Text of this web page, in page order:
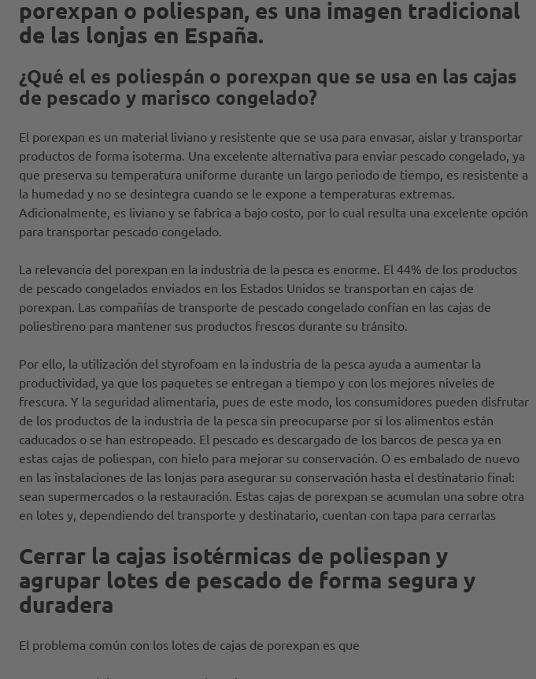
porexpan o poliespan, es una imagen tradicional
de las lonjas en España.
¿Qué el es poliespán o porexpan que se usa en las cajas
de pescado y marisco congelado?
El porexpan es un material liviano y resistente que se usa para envasar, aislar y transportar
productos de forma isoterma. Una excelente alternativa para enviar pescado congelado, ya
que preserva su temperatura uniforme durante un largo periodo de tiempo, es resistente a
la humedad y no se desintegra cuando se le expone a temperaturas extremas.
Adicionalmente, es liviano y se fabrica a bajo costo, por lo cual resulta una excelente opción
para transportar pescado congelado.
La relevancia del porexpan en la industria de la pesca es enorme. El 44% de los productos
de pescado congelados enviados en los Estados Unidos se transportan en cajas de
porexpan. Las compañías de transporte de pescado congelado confían en las cajas de
poliestireno para mantener sus productos frescos durante su tránsito.
Por ello, la utilización del styrofoam en la industria de la pesca ayuda a aumentar la
productividad, ya que los paquetes se entregan a tiempo y con los mejores niveles de
frescura. Y la seguridad alimentaria, pues de este modo, los consumidores pueden disfrutar
de los productos de la industria de la pesca sin preocuparse por si los alimentos están
caducados o se han estropeado. El pescado es descargado de los barcos de pesca ya en
estas cajas de poliespan, con hielo para mejorar su conservación. O es embalado de nuevo
en las instalaciones de las lonjas para asegurar su conservación hasta el destinatario final:
sean supermercados o la restauración. Estas cajas de porexpan se acumulan una sobre otra
en lotes y, dependiendo del transporte y destinatario, cuentan con tapa para cerrarlas
Cerrar la cajas isotérmicas de poliespan y
agrupar lotes de pescado de forma segura y
duradera
El problema común con los lotes de cajas de porexpan es que